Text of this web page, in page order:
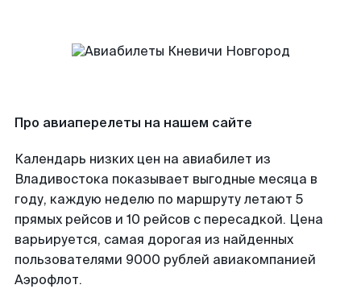
Про авиаперелеты на нашем сайте
Календарь низких цен на авиабилет из
Владивостока показывает выгодные месяца в
году, каждую неделю по маршруту летают 5
прямых рейсов и 10 рейсов с пересадкой. Цена
варьируется, самая дорогая из найденных
пользователями 9000 рублей авиакомпанией
Аэрофлот.